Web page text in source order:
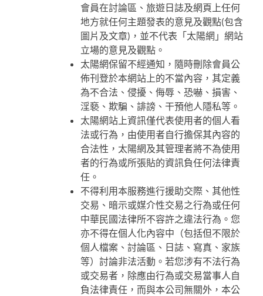
會員在討論區、旅遊日誌及網頁上任何
地方就任何主題發表的意見及觀點(包含
圖片及文章)，並不代表「太陽網」網站
立場的意見及觀點。
太陽網保留不經通知，隨時刪除會員公
佈刊登於本網站上的不當內容，其定義
為不合法、侵擾、侮辱、恐嚇、損害、
淫褻、欺騙、誹謗、干預他人隱私等。
太陽網站上資訊僅代表使用者的個人看
法或行為，由使用者自行擔保其內容的
合法性，太陽網及其管理者將不為使用
者的行為或所張貼的資訊負任何法律責
任。
不得利用本服務進行援助交際、其他性
交易、暗示或媒介性交易之行為或任何
中華民國法律所不容許之違法行為。您
亦不得在個人化內容中（包括但不限於
個人檔案、討論區、日誌、寫真、家族
等）討論非法活動。若您涉有不法行為
或交易者，除應由行為或交易當事人自
負法律責任，而與本公司無關外，本公